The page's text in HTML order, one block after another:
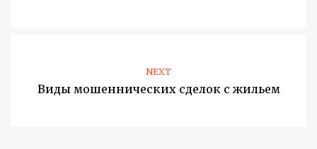
NEXT
Виды мошеннических сделок с жильем